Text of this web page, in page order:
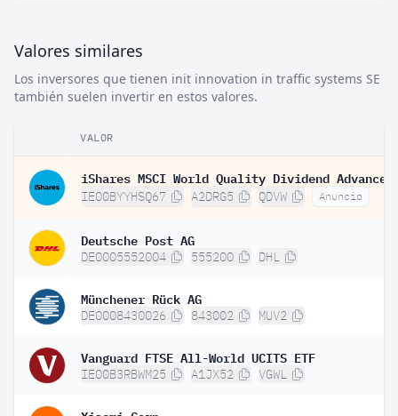
Valores similares
Los inversores que tienen init innovation in traffic systems SE
también suelen invertir en estos valores.
VALOR
IE00BYYHSQ67 A2DRG5 QDVW Anuncio
Deutsche Post AG
DE0005552004 555200 DHL
Münchener Rück AG
DE0008430026 843002 MUV2
Vanguard FTSE All-World UCITS ETF
IE00B3RBWM25 A1JX52 VGWL